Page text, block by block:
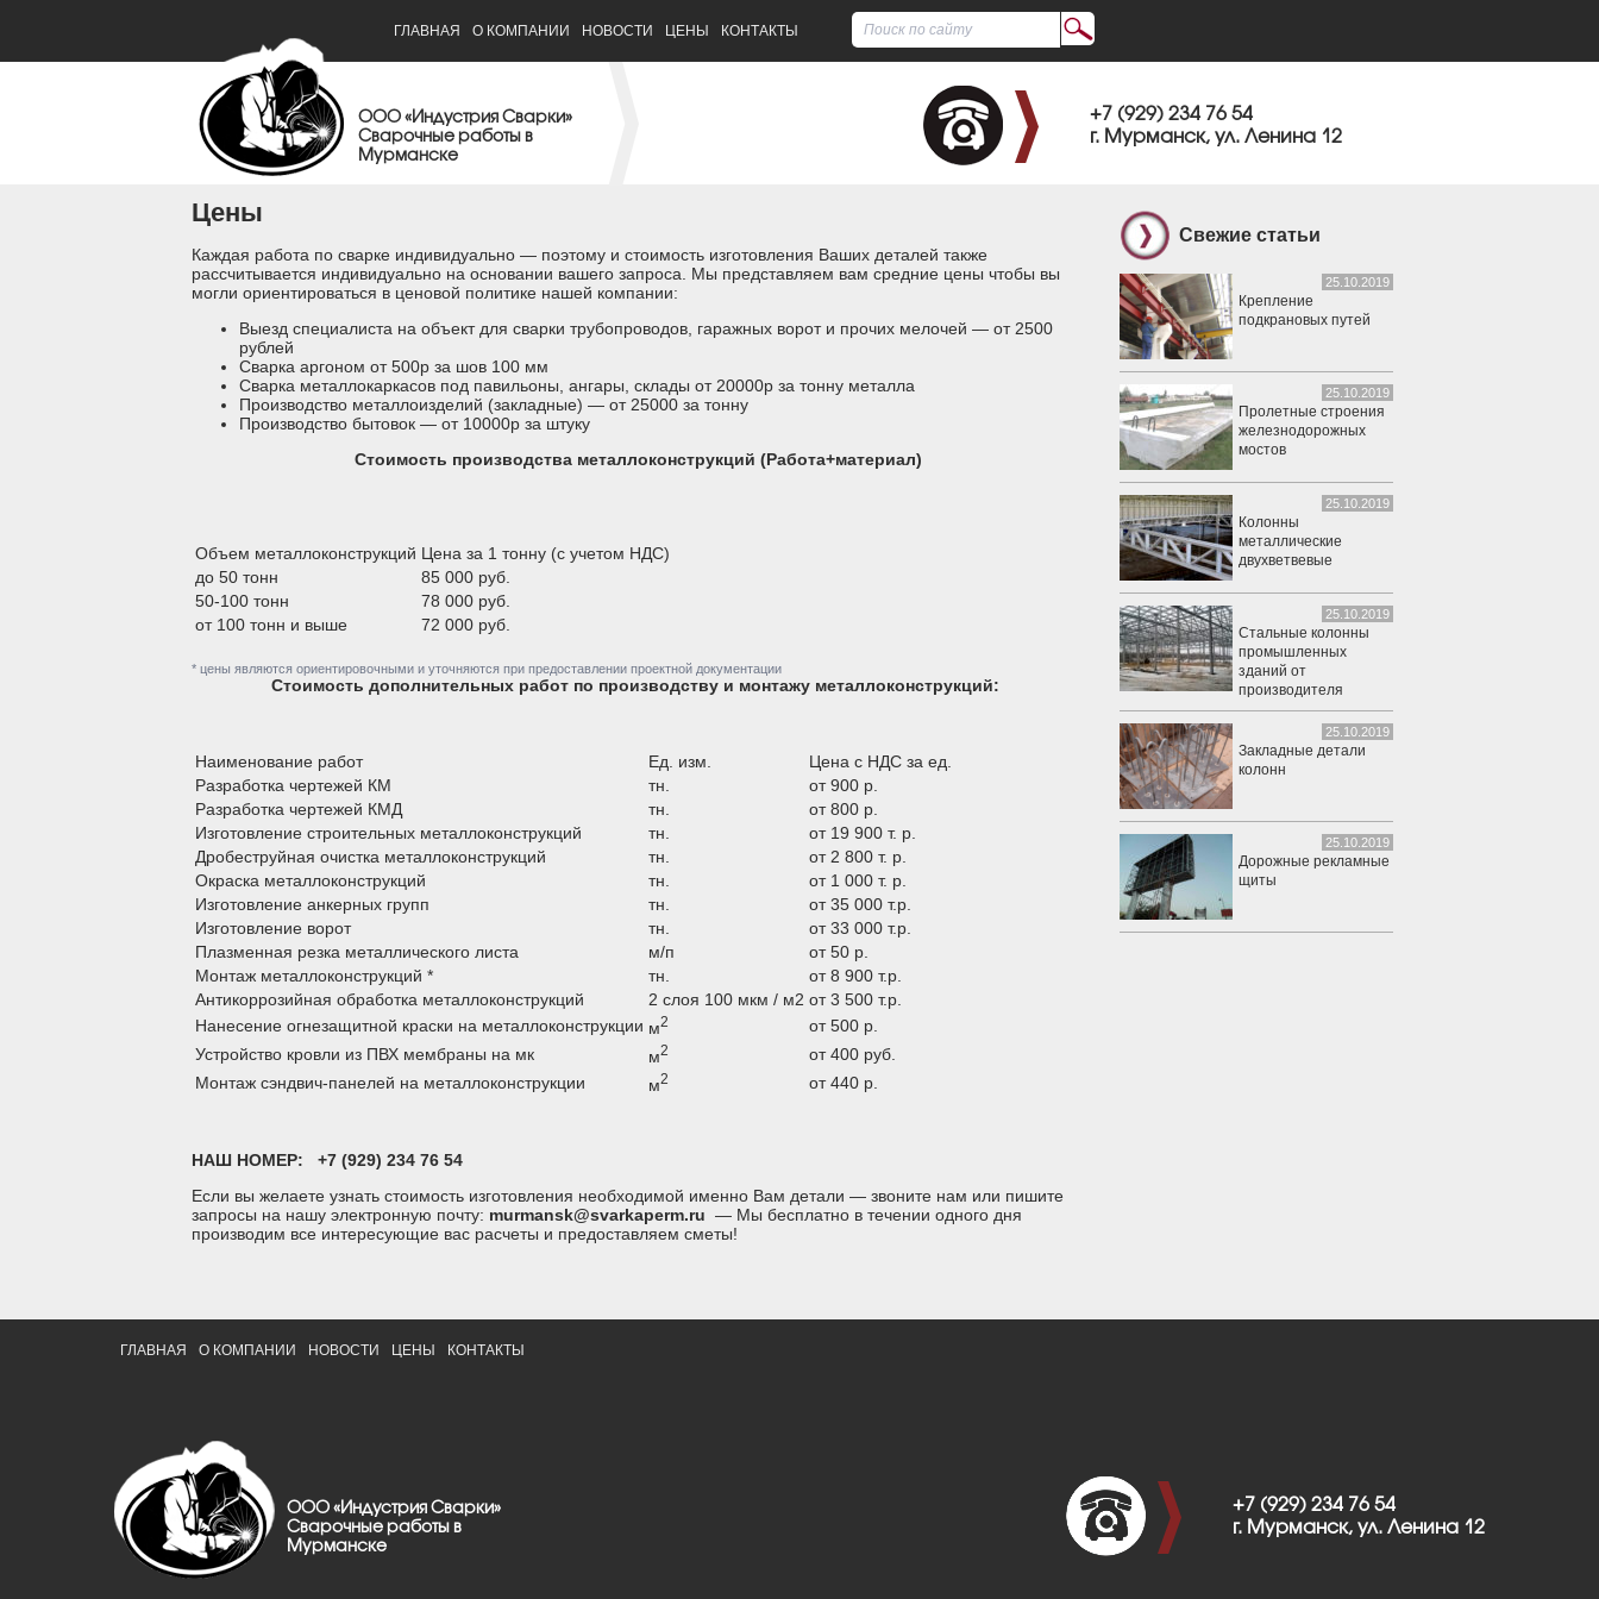
ГЛАВНАЯ О КОМПАНИИ НОВОСТИ ЦЕНЫ КОНТАКТЫ
ООО «Индустрия Сварки»
Сварочные работы в
Мурманске
+7 (929) 234 76 54
г. Мурманск, ул. Ленина 12
Цены
Каждая работа по сварке индивидуально — поэтому и стоимость изготовления Ваших деталей также
рассчитывается индивидуально на основании вашего запроса. Мы представляем вам средние цены чтобы вы
могли ориентироваться в ценовой политике нашей компании:
Выезд специалиста на объект для сварки трубопроводов, гаражных ворот и прочих мелочей — от 2500
рублей
Сварка аргоном от 500р за шов 100 мм
Сварка металлокаркасов под павильоны, ангары, склады от 20000р за тонну металла
Производство металлоизделий (закладные) — от 25000 за тонну
Производство бытовок — от 10000р за штуку
Стоимость производства металлоконструкций (Работа+материал)
Объем металлоконструкций Цена за 1 тонну (с учетом НДС)
до 50 тонн
85 000 руб.
50-100 тонн
78 000 руб.
от 100 тонн и выше
72 000 руб.
* цены являются ориентировочными и уточняются при предоставлении проектной документации
Стоимость дополнительных работ по производству и монтажу металлоконструкций:
Наименование работ Ед. изм.
Цена с НДС за ед.
Разработка чертежей КМ
тн.
от 900 р.
Разработка чертежей КМД
тн.
от 800 р.
Изготовление строительных металлоконструкций
тн.
от 19 900 т. р.
Дробеструйная очистка металлоконструкций
тн.
от 2 800 т. р.
Окраска металлоконструкций
тн.
от 1 000 т. р.
Изготовление анкерных групп
тн.
от 35 000 т.р.
Изготовление ворот
тн.
от 33 000 т.р.
Плазменная резка металлического листа
м/п
от 50 р.
Монтаж металлоконструкций *
тн.
от 8 900 т.р.
Антикоррозийная обработка металлоконструкций
2 слоя 100 мкм / м2 от 3 500 т.р.
Нанесение огнезащитной краски на металлоконструкции м2
от 500 р.
Устройство кровли из ПВХ мембраны на мк
м2
от 400 руб.
Монтаж сэндвич-панелей на металлоконструкции
м2 от 440 р.
НАШ НОМЕР:
+7 (929) 234 76 54
Если вы желаете узнать стоимость изготовления необходимой именно Вам детали — звоните нам или пишите
запросы на нашу электронную почту: murmansk@svarkaperm.ru — Мы бесплатно в течении одного дня
производим все интересующие вас расчеты и предоставляем сметы!
Свежие статьи
25.10.2019
Крепление
подкрановых путей
25.10.2019
Пролетные строения
железнодорожных
мостов
25.10.2019
Колонны
металлические
двухветвевые
25.10.2019
Стальные колонны
промышленных
зданий от
производителя
25.10.2019
Закладные детали
колонн
25.10.2019
Дорожные рекламные
щиты
ГЛАВНАЯ О КОМПАНИИ НОВОСТИ ЦЕНЫ КОНТАКТЫ
ООО «Индустрия Сварки»
Сварочные работы в
Мурманске
+7 (929) 234 76 54
г. Мурманск, ул. Ленина 12